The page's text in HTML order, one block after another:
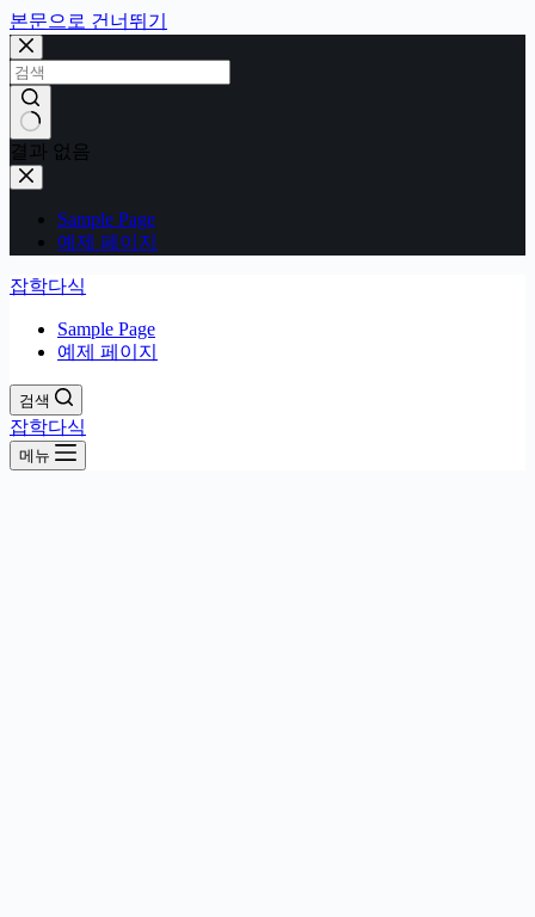
본문으로 건너뛰기
결과 없음
Sample Page
예제 페이지
잡학다식
Sample Page
예제 페이지
검색
잡학다식
메뉴